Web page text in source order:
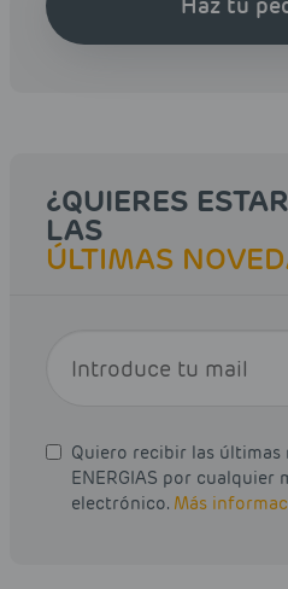
Haz tu
¿QUIERES
LAS
ÚLTIMAS
Quiero recibir las últimas
ENERGIAS por cualquier
electrónico. Más